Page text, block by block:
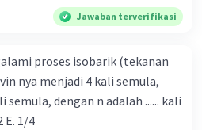
Jawaban terverifikasi
proses isobarik (tekanan
nya menjadi 4 kali semula,
dengan n adalah ...... kali
2 E. 1/4